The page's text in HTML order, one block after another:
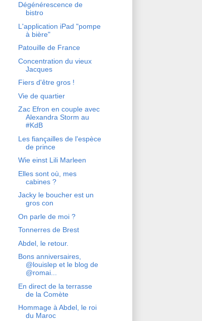
Dégénérescence de
bistro
L'application iPad "pompe
à bière"
Patouille de France
Concentration du vieux
Jacques
Fiers d'être gros !
Vie de quartier
Zac Efron en couple avec
Alexandra Storm au
#KdB
Les fiançailles de l'espèce
de prince
Wie einst Lili Marleen
Elles sont où, mes
cabines ?
Jacky le boucher est un
gros con
On parle de moi ?
Tonnerres de Brest
Abdel, le retour.
Bons anniversaires,
@louislep et le blog de
@romai...
En direct de la terrasse
de la Comète
Hommage à Abdel, le roi
du Maroc